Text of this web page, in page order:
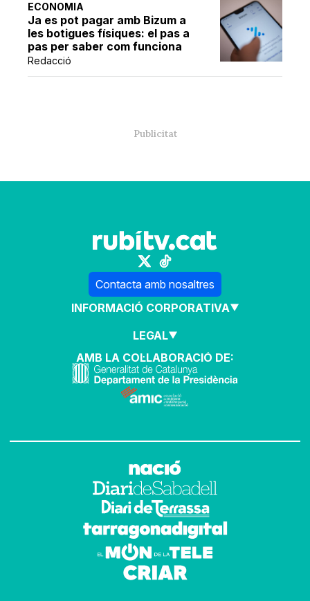
ECONOMIA
Ja es pot pagar amb Bizum a
les botigues físiques: el pas a
pas per saber com funciona
Redacció
Contacta amb nosaltres
INFORMACIÓ CORPORATIVA
LEGAL
AMB LA COL·LABORACIÓ DE: